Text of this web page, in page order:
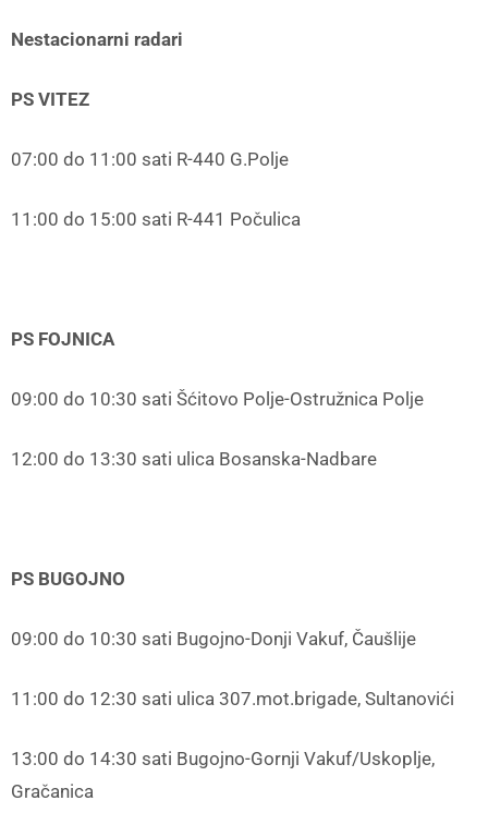
Nestacionarni radari
PS VITEZ
07:00 do 11:00 sati R-440 G.Polje
11:00 do 15:00 sati R-441 Počulica
PS FOJNICA
09:00 do 10:30 sati Šćitovo Polje-Ostružnica Polje
12:00 do 13:30 sati ulica Bosanska-Nadbare
PS BUGOJNO
09:00 do 10:30 sati Bugojno-Donji Vakuf, Čaušlije
11:00 do 12:30 sati ulica 307.mot.brigade, Sultanovići
13:00 do 14:30 sati Bugojno-Gornji Vakuf/Uskoplje,
Gračanica